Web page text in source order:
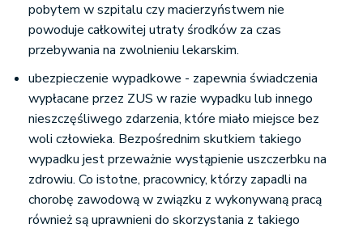
pobytem w szpitalu czy macierzyństwem nie
powoduje całkowitej utraty środków za czas
przebywania na zwolnieniu lekarskim.
ubezpieczenie wypadkowe - zapewnia świadczenia
wypłacane przez ZUS w razie wypadku lub innego
nieszczęśliwego zdarzenia, które miało miejsce bez
woli człowieka. Bezpośrednim skutkiem takiego
wypadku jest przeważnie wystąpienie uszczerbku na
zdrowiu. Co istotne, pracownicy, którzy zapadli na
chorobę zawodową w związku z wykonywaną pracą
również są uprawnieni do skorzystania z takiego